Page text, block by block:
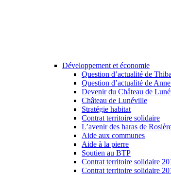
Développement et économie
Question d’actualité de
Question d’actualité de
Devenir du Château de
Château de Lunéville
Stratégie habitat
Contrat territoire solidaire
L’avenir des haras de
Aide aux communes
Aide à la pierre
Soutien au BTP
Contrat territoire solidaire
Contrat territoire solidaire